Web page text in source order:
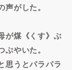
がした。
が煤《くす》ぶ
やいた。
思うとパラパラ